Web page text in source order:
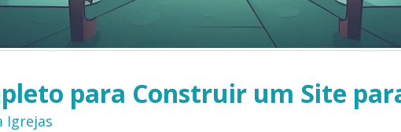
para Construir um Site
Igrejas